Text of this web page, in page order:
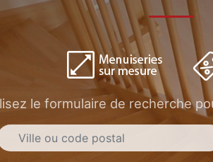
le formulaire de recherche